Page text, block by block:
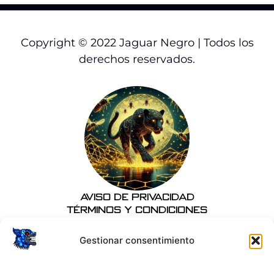
Gestionar consentimiento
Aviso de Privacidad
Términos y Condiciones
Copyright © 2022 Jaguar Negro | Todos los
derechos reservados.